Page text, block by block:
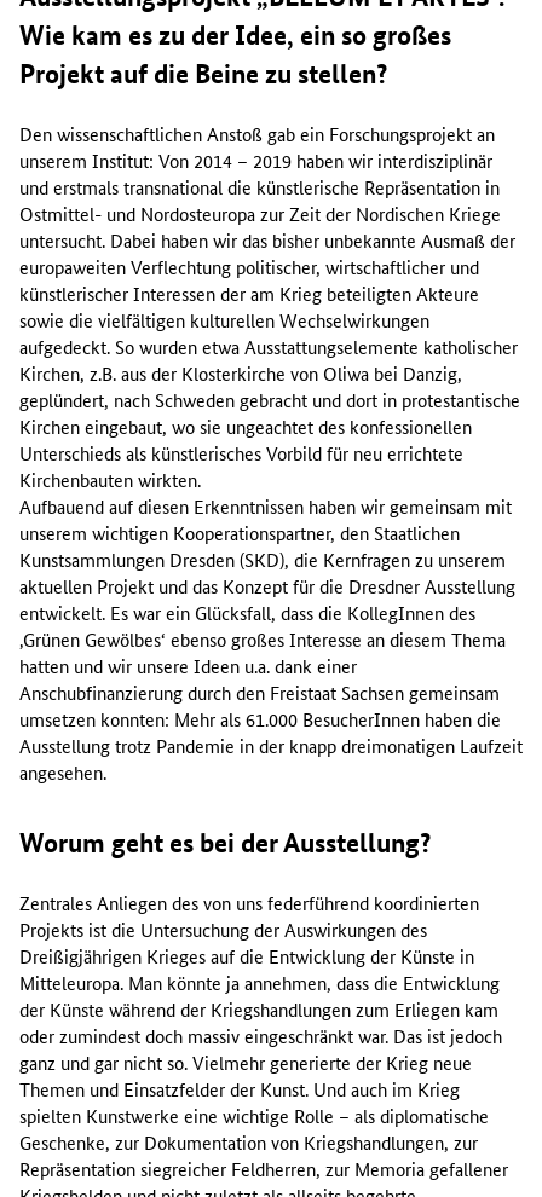
Wie kam es zu der Idee, ein so großes
Projekt auf die Beine zu stellen?
Den wissenschaftlichen Anstoß gab ein Forschungsprojekt an
unserem Institut: Von 2014 – 2019 haben wir interdisziplinär
und erstmals transnational die künstlerische Repräsentation in
Ostmittel- und Nordosteuropa zur Zeit der Nordischen Kriege
untersucht. Dabei haben wir das bisher unbekannte Ausmaß der
europaweiten Verflechtung politischer, wirtschaftlicher und
künstlerischer Interessen der am Krieg beteiligten Akteure
sowie die vielfältigen kulturellen Wechselwirkungen
aufgedeckt. So wurden etwa Ausstattungselemente katholischer
Kirchen, z.B. aus der Klosterkirche von Oliwa bei Danzig,
geplündert, nach Schweden gebracht und dort in protestantische
Kirchen eingebaut, wo sie ungeachtet des konfessionellen
Unterschieds als künstlerisches Vorbild für neu errichtete
Kirchenbauten wirkten.
Aufbauend auf diesen Erkenntnissen haben wir gemeinsam mit
unserem wichtigen Kooperationspartner, den Staatlichen
Kunstsammlungen Dresden (SKD), die Kernfragen zu unserem
aktuellen Projekt und das Konzept für die Dresdner Ausstellung
entwickelt. Es war ein Glücksfall, dass die KollegInnen des
‚Grünen Gewölbes‘ ebenso großes Interesse an diesem Thema
hatten und wir unsere Ideen u.a. dank einer
Anschubfinanzierung durch den Freistaat Sachsen gemeinsam
umsetzen konnten: Mehr als 61.000 BesucherInnen haben die
Ausstellung trotz Pandemie in der knapp dreimonatigen Laufzeit
angesehen.
Worum geht es bei der Ausstellung?
Zentrales Anliegen des von uns federführend koordinierten
Projekts ist die Untersuchung der Auswirkungen des
Dreißigjährigen Krieges auf die Entwicklung der Künste in
Mitteleuropa. Man könnte ja annehmen, dass die Entwicklung
der Künste während der Kriegshandlungen zum Erliegen kam
oder zumindest doch massiv eingeschränkt war. Das ist jedoch
ganz und gar nicht so. Vielmehr generierte der Krieg neue
Themen und Einsatzfelder der Kunst. Und auch im Krieg
spielten Kunstwerke eine wichtige Rolle – als diplomatische
Geschenke, zur Dokumentation von Kriegshandlungen, zur
Repräsentation siegreicher Feldherren, zur Memoria gefallener